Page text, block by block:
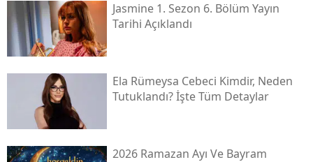
Jasmine 1. Sezon 6. Bölüm Yayın
Tarihi Açıklandı
Ela Rümeysa Cebeci Kimdir, Neden
Tutuklandı? İşte Tüm Detaylar
2026 Ramazan Ayı Ve Bayram